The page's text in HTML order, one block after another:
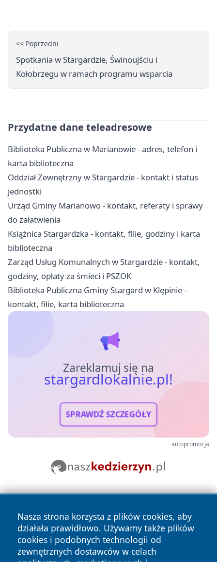
<< Poprzedni
Spotkania w Stargardzie, Świnoujściu i
Kołobrzegu w ramach programu wsparcia
Przydatne dane teleadresowe
Biblioteka Publiczna w Marianowie - adres, telefon i
karta biblioteczna
Oddział Zewnętrzny w Stargardzie - kontakt i status
jednostki
Urząd Gminy Marianowo - kontakt, referaty i sprawy
do załatwienia
Książnica Stargardzka - kontakt, filie, godziny i karta
biblioteczna
Zarząd Usług Komunalnych w Stargardzie - kontakt,
godziny, opłaty za śmieci i PSZOK
Biblioteka Publiczna Gminy Stargard w Klępinie -
kontakt, filie, karta biblioteczna
Zareklamuj się na
stargardlokalnie.pl!
SPRAWDŹ SZCZEGÓŁY
autopromocja
Nasza strona korzysta z plików cookies, aby
działała prawidłowo. Używamy także plików
cookies i podobnych technologii od
zewnętrznych dostawców w celach
Copyright © 2026 stargardlokalnie.pl Wszystkie prawa